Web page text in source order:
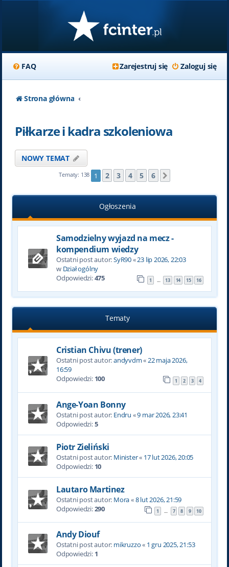
FAQ Zaloguj się
Zarejestruj się
Strona główna
Piłkarze i kadra szkoleniowa
NOWY TEMAT
Tematy: 138 1 2 3 4 5 6
Ogłoszenia
Samodzielny wyjazd na mecz -
kompendium wiedzy
Ostatni post autor:SyR90«23 lip 2026, 22:03
w Dział ogólny
Odpowiedzi:475 1 … 13 14 15 16
Tematy
Cristian Chivu (trener)
Ostatni post autor:andyvdm«22 maja 2026,
16:59
Odpowiedzi: 100 1 2 3 4
Ange-Yoan Bonny
Ostatni post autor: Endru «9 mar 2026, 23:41
Odpowiedzi:5
Piotr Zieliński
Ostatni post autor: Minister« 17 lut 2026, 20:05
Odpowiedzi: 10
Lautaro Martinez
Ostatni post autor: Mora«8 lut 2026, 21:59
Odpowiedzi:290 1 … 7 8 9 10
Andy Diouf
Ostatni post autor: mikruzzo« 1 gru 2025, 21:53
Odpowiedzi: 1